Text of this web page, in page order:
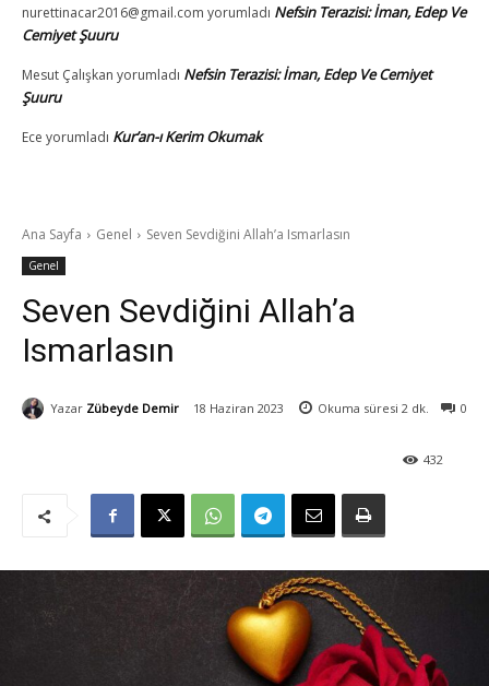
nurettinacar2016@gmail.com yorumladı Nefsin Terazisi: İman, Edep Ve
Cemiyet Şuuru
Mesut Çalışkan yorumladı Nefsin Terazisi: İman, Edep Ve Cemiyet
Şuuru
Ece yorumladı Kur’an-ı Kerim Okumak